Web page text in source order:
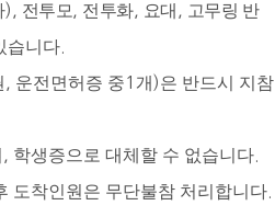
), 전투모 전투화, 요대
고무링 반
습니다.
운전면허증 중1 개 )은 반드시 지참
학생증으로 대체할 수 없습니다
도착인원은 무단불참 처리합니다